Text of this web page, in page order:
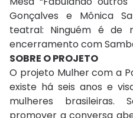
Gonçalves e Mônica
teatral: Ninguém é de
encerramento com
SOBRE O PROJETO
O projeto Mulher com a
existe há seis anos e
mulheres